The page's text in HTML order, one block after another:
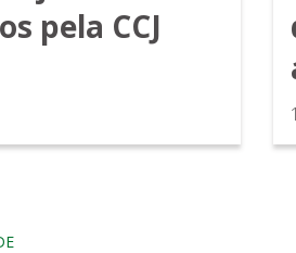
pela CCJ